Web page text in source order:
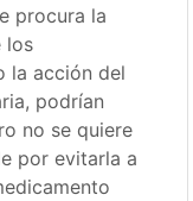
procura la
los
la acción del
podrían
no se quiere
por evitarla a